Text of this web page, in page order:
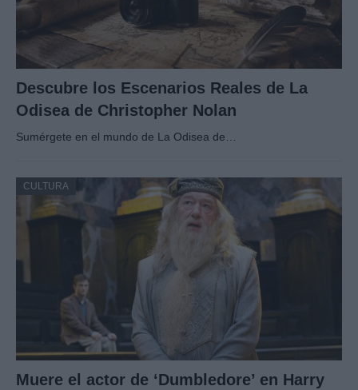
Descubre los Escenarios Reales de La
Odisea de Christopher Nolan
Sumérgete en el mundo de La Odisea de…
CULTURA
Muere el actor de ‘Dumbledore’ en Harry